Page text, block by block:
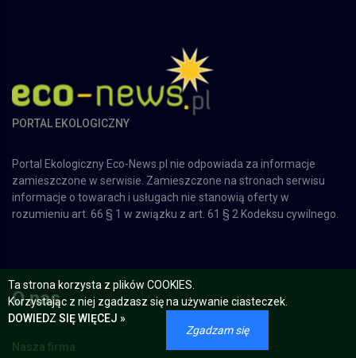
PORTAL EKOLOGICZNY
Portal Ekologiczny Eco-News.pl nie odpowiada za informacje
zamieszczone w serwisie. Zamieszczone na stronach serwisu
informacje o towarach i usługach nie stanowią oferty w
rozumieniu art. 66 § 1 w związku z art. 61 § 2 Kodeksu cywilnego.
O nas
Nasza firma
Ta strona korzysta z plików COOKIES.
Korzystając z niej zgadzasz się na używanie ciasteczek.
DOWIEDZ SIĘ WIĘCEJ »
Zgadzam się